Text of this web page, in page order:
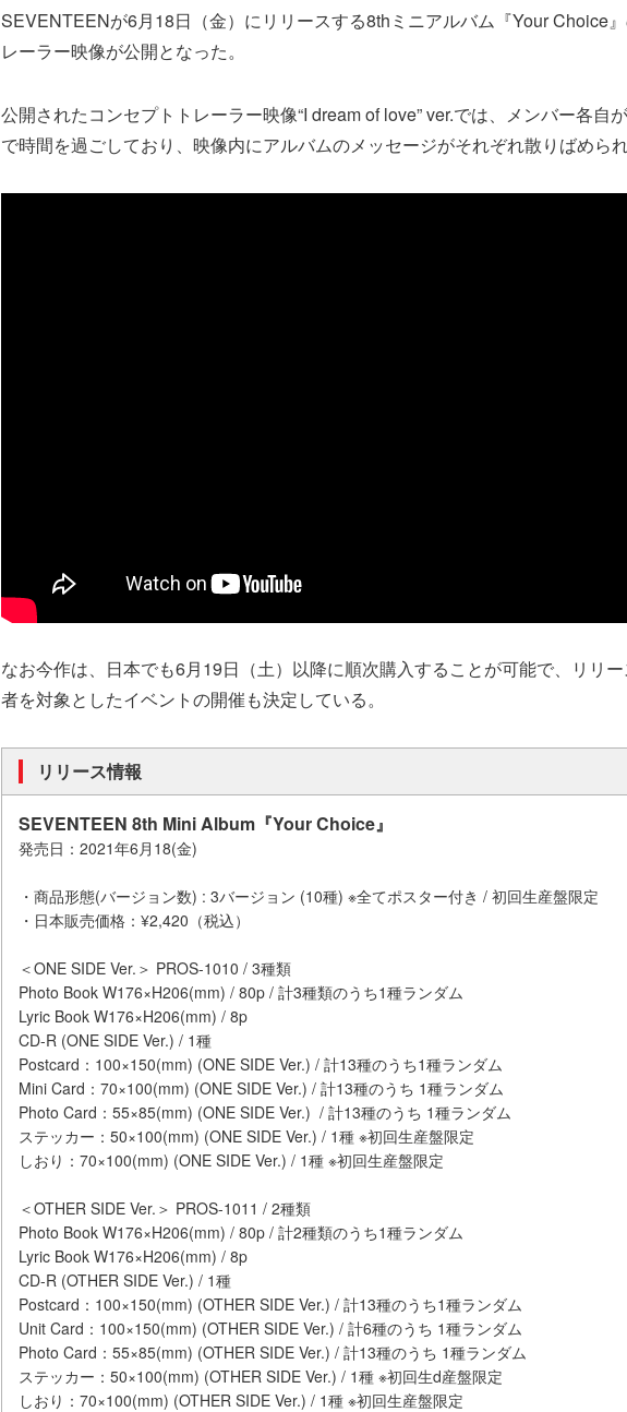
SEVENTEENが6月18日（金）にリリースする8thミニアルバム『Your Choice
レーラー映像が公開となった。
公開されたコンセプトトレーラー映像“I dream of love” ver.では、メンバー各自
で時間を過ごしており、映像内にアルバムのメッセージがそれぞれ散りばめられ
なお今作は、日本でも6月19日（土）以降に順次購入することが可能で、リリ
者を対象としたイベントの開催も決定している。
リリース情報
SEVENTEEN 8th Mini Album『Your Choice』
発売日：2021年6月18(金)
・商品形態(バージョン数) : 3バージョン (10種) ※全てポスター付き / 初回生産盤限定
・日本販売価格：¥2,420（税込）
＜ONE SIDE Ver.＞ PROS-1010 / 3種類
Photo Book W176×H206(mm) / 80p / 計3種類のうち1種ランダム
Lyric Book W176×H206(mm) / 8p
CD-R (ONE SIDE Ver.) / 1種
Postcard：100×150(mm) (ONE SIDE Ver.) / 計13種のうち1種ランダム
Mini Card：70×100(mm) (ONE SIDE Ver.) / 計13種のうち 1種ランダム
Photo Card：55×85(mm) (ONE SIDE Ver.) / 計13種のうち 1種ランダム
ステッカー：50×100(mm) (ONE SIDE Ver.) / 1種 ※初回生産盤限定
しおり：70×100(mm) (ONE SIDE Ver.) / 1種 ※初回生産盤限定
＜OTHER SIDE Ver.＞ PROS-1011 / 2種類
Photo Book W176×H206(mm) / 80p / 計2種類のうち1種ランダム
Lyric Book W176×H206(mm) / 8p
CD-R (OTHER SIDE Ver.) / 1種
Postcard：100×150(mm) (OTHER SIDE Ver.) / 計13種のうち1種ランダム
Unit Card：100×150(mm) (OTHER SIDE Ver.) / 計6種のうち 1種ランダム
Photo Card：55×85(mm) (OTHER SIDE Ver.) / 計13種のうち 1種ランダム
ステッカー：50×100(mm) (OTHER SIDE Ver.) / 1種 ※初回生d産盤限定
しおり：70×100(mm) (OTHER SIDE Ver.) / 1種 ※初回生産盤限定